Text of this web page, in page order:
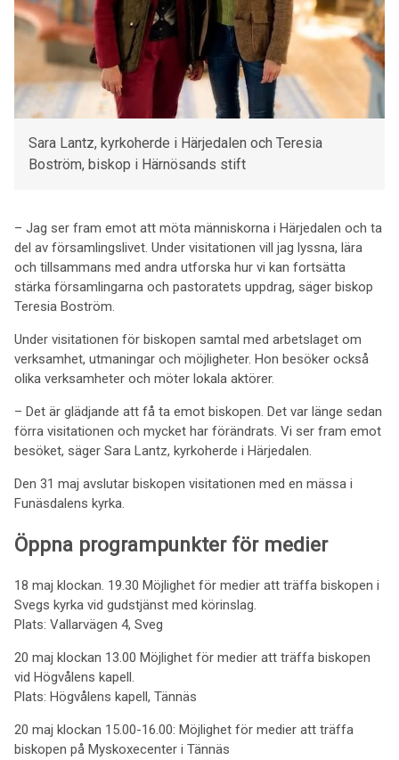
Sara Lantz, kyrkoherde i Härjedalen och Teresia
Boström, biskop i Härnösands stift
– Jag ser fram emot att möta människorna i Härjedalen och ta
del av församlingslivet. Under visitationen vill jag lyssna, lära
och tillsammans med andra utforska hur vi kan fortsätta
stärka församlingarna och pastoratets uppdrag, säger biskop
Teresia Boström.
Under visitationen för biskopen samtal med arbetslaget om
verksamhet, utmaningar och möjligheter. Hon besöker också
olika verksamheter och möter lokala aktörer.
– Det är glädjande att få ta emot biskopen. Det var länge sedan
förra visitationen och mycket har förändrats. Vi ser fram emot
besöket, säger Sara Lantz, kyrkoherde i Härjedalen.
Den 31 maj avslutar biskopen visitationen med en mässa i
Funäsdalens kyrka.
Öppna programpunkter för medier
18 maj klockan. 19.30 Möjlighet för medier att träffa biskopen i
Svegs kyrka vid gudstjänst med körinslag.
Plats: Vallarvägen 4, Sveg
20 maj klockan 13.00 Möjlighet för medier att träffa biskopen
vid Högvålens kapell.
Plats: Högvålens kapell, Tännäs
20 maj klockan 15.00-16.00: Möjlighet för medier att träffa
biskopen på Myskoxecenter i Tännäs